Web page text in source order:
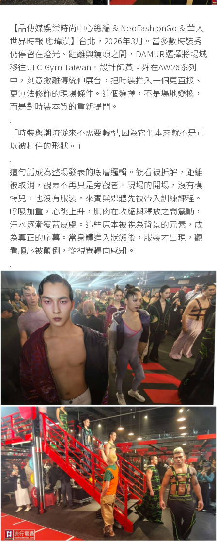
【品傳媒娛樂時尚中心總編 & NeoFashionGo & 華人
世界時報 應瑋漢】台北，2026年3月。當多數時裝秀
仍停留在燈光、距離與鏡頭之間，DAMUR選擇將場域
移往UFC Gym Taiwan。設計師黃世舜在AW26系列
中，刻意撤離傳統伸展台，把時裝推入一個更直接、
更無法修飾的現場條件。這個選擇，不是場地變換，
而是對時裝本質的重新提問。
.
「時裝與潮流從來不需要轉型,因為它們本來就不是可
以被框住的形狀。」
.
這句話成為整場發表的底層邏輯。觀看被拆解，距離
被取消，觀眾不再只是旁觀者。現場的開場，沒有模
特兒，也沒有服裝。來賓與媒體先被帶入訓練課程。
呼吸加重，心跳上升，肌肉在收縮與釋放之間震動，
汗水逐漸覆蓋皮膚。這些原本被視為背景的元素，成
為真正的序幕。當身體進入狀態後，服裝才出現，觀
看順序被顛倒，從視覺轉向感知。
.